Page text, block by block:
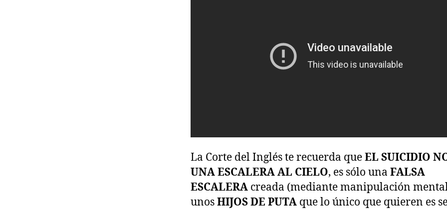
La Corte del Inglés te recuerda queEL SUICIDIO
UNA ESCALERA AL CIELO, es sólo una FALSA
ESCALERA creada (mediante manipulación
unosHIJOS DE PUTA que lo único que quieren es